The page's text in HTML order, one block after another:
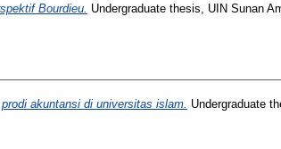
Bourdieu. Undergraduate thesis, UIN Sunan
akuntansi di universitas islam. Undergraduate